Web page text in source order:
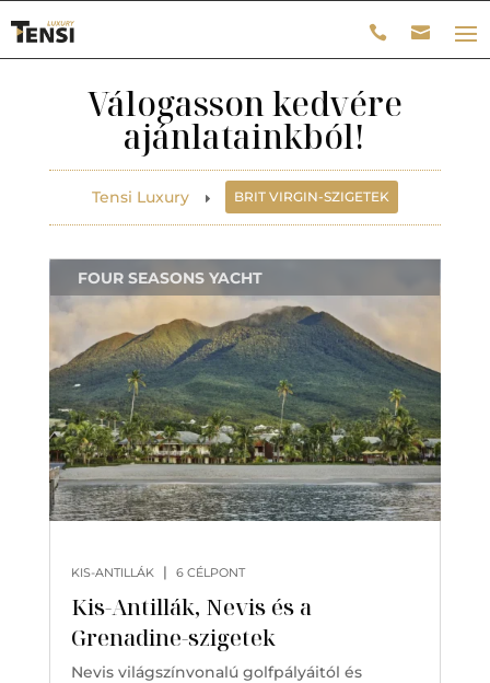
Válogasson kedvére
ajánlatainkból!
Tensi Luxury E BRIT VIRGIN-SZIGETEK
Kis-Antillák, Nevis és a
Grenadine-szigetek
KIS-ANTILLÁK | 6 CÉLPONT
FOUR SEASONS YACHT
Nevis világszínvonalú golfpályáitól és